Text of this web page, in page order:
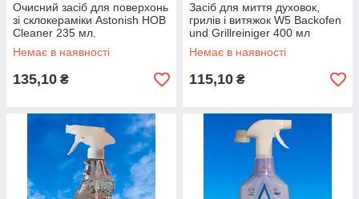
Очисний засіб для поверхонь
зі склокераміки Astonish HOB
Cleaner 235 мл.
Немає в наявності
135,10 ₴
Засіб для миття духовок,
грилів і витяжок W5 Backofen
und Grillreiniger 400 мл
Немає в наявності
115,10 ₴